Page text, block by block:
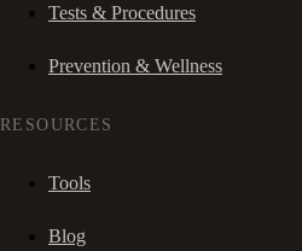
Tests & Procedures
Prevention & Wellness
RESOURCES
Tools
Blog